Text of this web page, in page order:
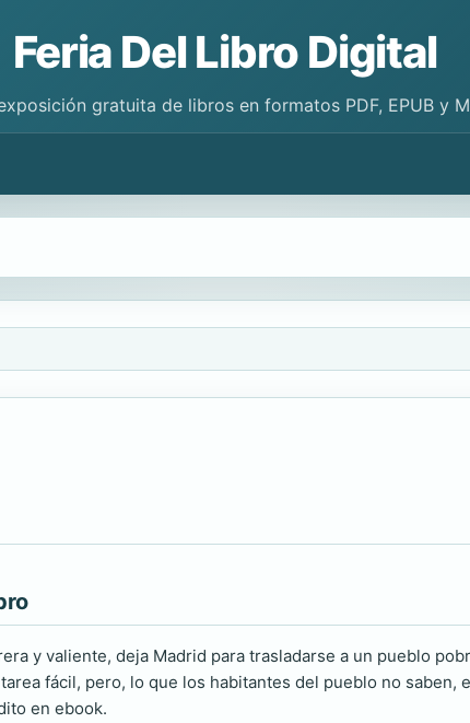
Feria Del Libro Digital
gratuita de libros en formatos PDF, EPUB y
y valiente, deja Madrid para trasladarse a un pueblo
fácil, pero, lo que los habitantes del pueblo no saben,
en ebook.